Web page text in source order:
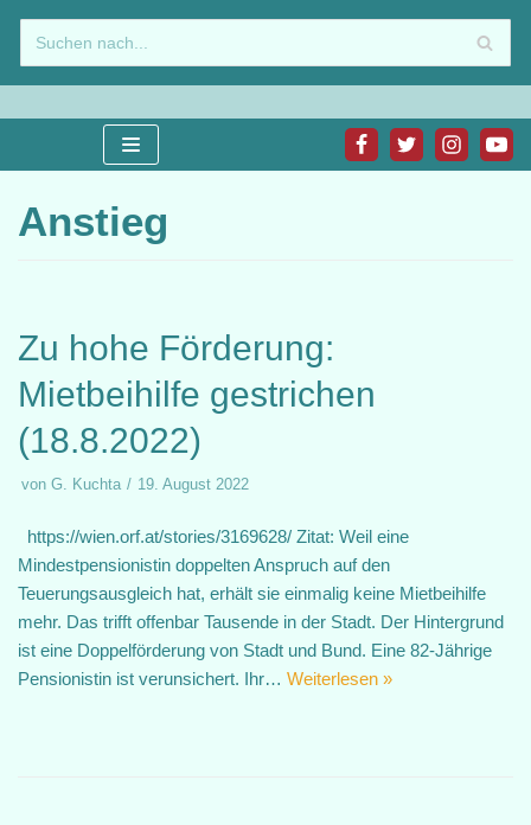
Zum
Inhalt
springen
Anstieg
Zu hohe Förderung:
Mietbeihilfe gestrichen
(18.8.2022)
von G. Kuchta 19. August 2022
https://wien.orf.at/stories/3169628/ Zitat: Weil eine
Mindestpensionistin doppelten Anspruch auf den
Teuerungsausgleich hat, erhält sie einmalig keine Mietbeihilfe
mehr. Das trifft offenbar Tausende in der Stadt. Der Hintergrund
ist eine Doppelförderung von Stadt und Bund. Eine 82-Jährige
Pensionistin ist verunsichert. Ihr… Weiterlesen »